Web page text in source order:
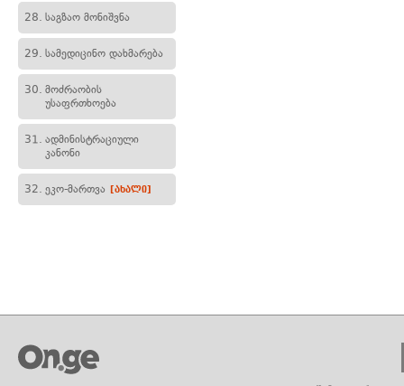
28. საგზაო მონიშვნა
29. სამედიცინო დახმარება
30. მოძრაობის
უსაფრთხოება
31. ადმინისტრაციული
კანონი
32. ეკო-მართვა [ახალი]